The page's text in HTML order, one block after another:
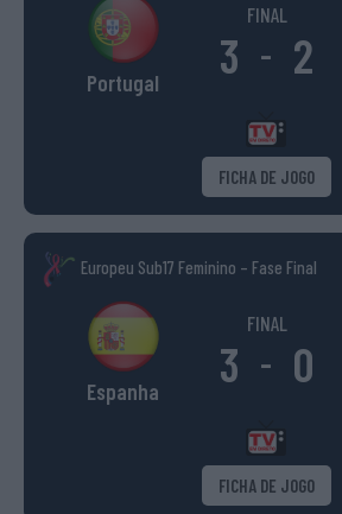
Portugal
FINAL
3 - 2
FICHA DE JOGO
Europeu Sub17 Feminino – Fase Final
Espanha
FINAL
3 - 0
FICHA DE JOGO